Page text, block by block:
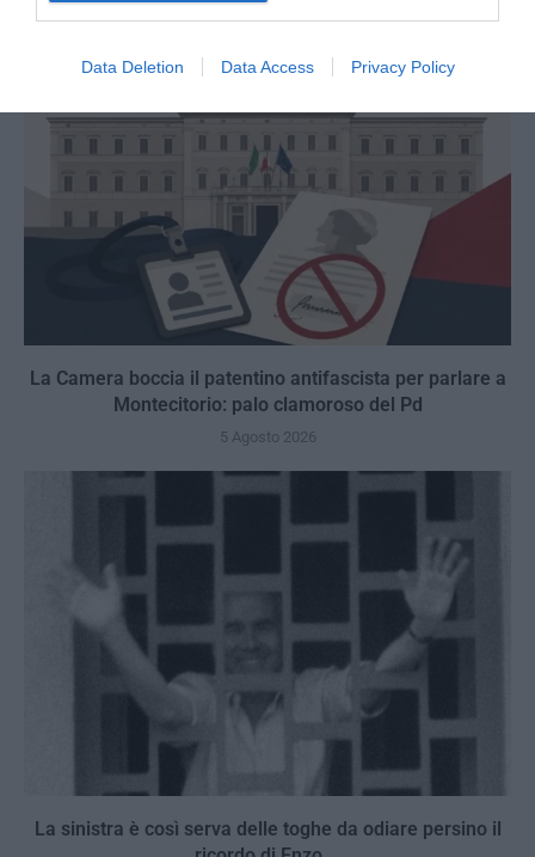
Data Deletion Data Access Privacy Policy
La Camera boccia il patentino antifascista per parlare a
Montecitorio: palo clamoroso del Pd
5 Agosto 2026
La sinistra è così serva delle toghe da odiare persino il